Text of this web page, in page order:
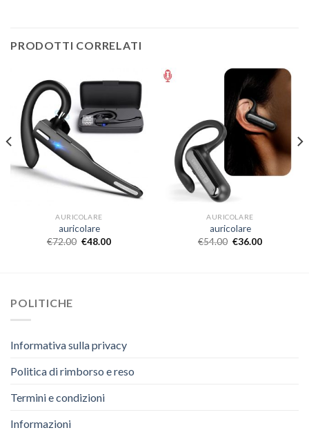
PRODOTTI CORRELATI
AURICOLARE
auricolare
€72.00 €48.00
AURICOLARE
auricolare
€54.00 €36.00
POLITICHE
Informativa sulla privacy
Politica di rimborso e reso
Termini e condizioni
Informazioni